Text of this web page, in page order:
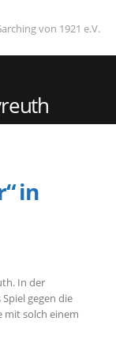
in
In der
gegen die
mit solch einem